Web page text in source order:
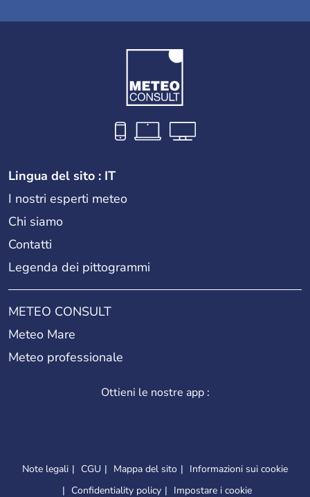
Lingua del sito : IT
I nostri esperti meteo
Chi siamo
Contatti
Legenda dei pittogrammi
METEO CONSULT
Meteo Mare
Meteo professionale
Ottieni le nostre app :
Note legali CGU Mappa del sito
Informazioni sui cookie
Confidentiality policy
Impostare i cookie